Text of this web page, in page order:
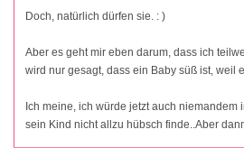
Doch, natürlich dürfen sie. : )
Aber es geht mir eben darum, dass ich
wird nur gesagt, dass ein Baby süß ist, weil
Ich meine, ich würde jetzt auch niemandem
sein Kind nicht allzu hübsch finde..Aber